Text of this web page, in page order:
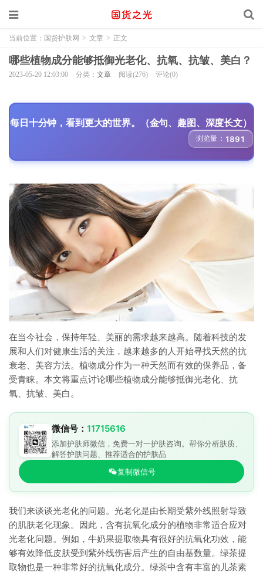
当前位置： 国货护肤网 > 文章 > 正文
哪些植物成分能够抵御光老化、抗氧、抗皱、美白？
2023-05-20 12:03:00 分类： 文章 阅读(276) 评论(0)
每日十分钟，看到更大的世界。（金句、趣图、深度长文）
浏览量： 1891
在当今社会，保持年轻、美丽的需求越来越高。随着科技的发
展和人们对健康生活的关注，越来越多的人开始寻找天然的抗
衰老、美容方法。植物成分作为一种天然而有效的保养品，备
受青睐。本文将重点讨论哪些植物成分能够抵御光老化、抗
氧、抗皱、美白。
微信号： 11715616
添加护肤师微信，免费一对一护肤咨询。帮你分析肤质、
解答护肤问题、推荐适合的护肤品
复制微信号
我们来谈谈光老化的问题。光老化是由长期受紫外线照射导致
的肌肤老化现象。因此，含有抗氧化成分的植物非常适合应对
光老化问题。例如，牛奶果提取物具有很好的抗氧化功效，能
够有效降低皮肤受到紫外线伤害后产生的自由基数量。绿茶提
取物也是一种非常好的抗氧化成分。绿茶中含有丰富的儿茶素